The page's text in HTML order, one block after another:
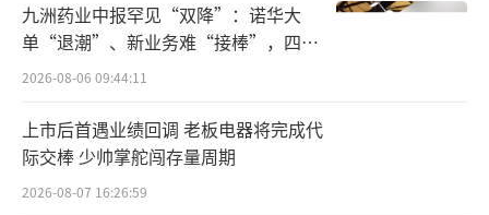
九洲药业中报罕见“双降”：诺华大
单“退潮”、新业务难“接棒”，四大
难关待闯
2026-08-06 09:44:11
上市后首遇业绩回调 老板电器将完成代
际交棒 少帅掌舵闯存量周期
2026-08-07 16:26:59